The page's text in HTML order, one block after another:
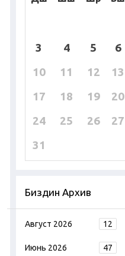
3
4 5 6
10
11 12 13
17
18 19 20
24
25 26 27
31
Биздин Архив
Август 2026 12
Июнь 2026 47